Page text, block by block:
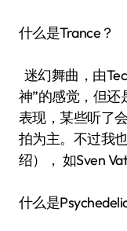
什么是Trance？
迷幻舞曲，由
神”的感觉，但还
表现，某些听了
拍为主。不过我
绍）， 如Sven
什么是